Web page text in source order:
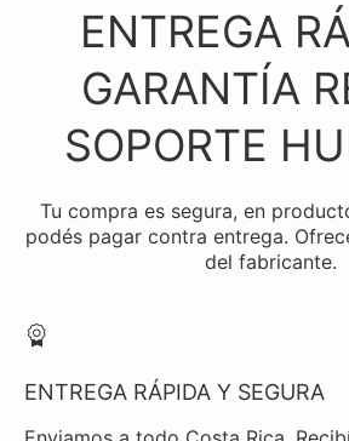
ENTREGA
GARANTÍA
SOPORTE
Tu compra es segura, en
podés pagar contra entrega.
del fabricante.
ENTREGA RÁPIDA Y SEGURA